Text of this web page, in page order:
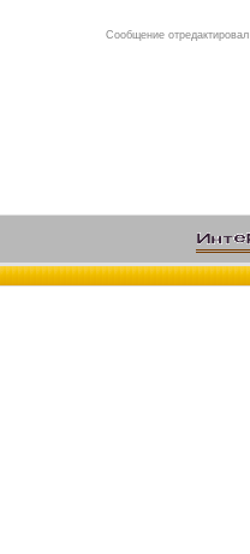
Сообщение отредактировал